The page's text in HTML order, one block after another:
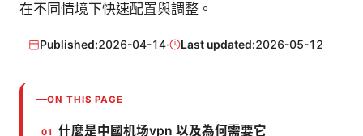
在不同情境下快速配置與調整。
Published:2026-04-14· Last updated:2026-05-12
ON THIS PAGE
什麼是中國机场vpn 以及為何需要它